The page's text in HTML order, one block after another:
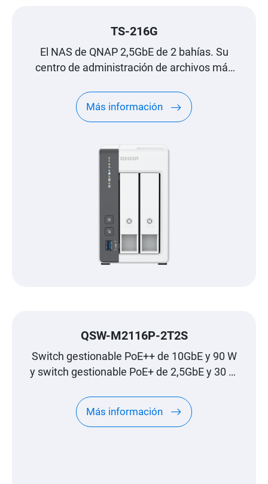
TS-216G
El NAS de QNAP 2,5GbE de 2 bahías. Su
centro de administración de archivos más
Más información
QSW-M2116P-2T2S
Switch gestionable PoE++ de 10GbE y 90 W
y switch gestionable PoE+ de 2,5GbE y 30 W
Más información